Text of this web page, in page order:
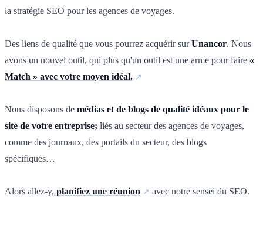
la stratégie SEO pour les agences de voyages.
Des liens de qualité que vous pourrez acquérir surUnancor. Nous
avons un nouvel outil, qui plus qu'un outil est une arme pour faire «
Match » avec votre moyen idéal.
Nous disposons de médias et de blogs de qualité idéaux pour le
site de votre entreprise; liés au secteur des agences de voyages,
comme des journaux, des portails du secteur, des blogs
spécifiques…
Alors allez-y, planifiez une réunion avec notre sensei du SEO.